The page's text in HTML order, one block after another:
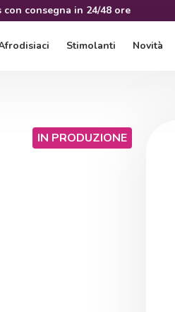
con consegna in 24/48 ore
Stimolanti Novità
IN PRODUZIONE